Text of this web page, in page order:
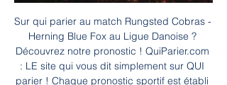
Sur qui parier au match Rungsted Cobras - Herning Blue Fox au Ligue Danoise ? Découvrez notre pronostic ! QuiParier.com : LE site qui vous dit simplement sur QUI parier ! Chaque pronostic sportif est établi par des professionnels du pari en ligne.

regarder Guinée Équatoriale Guinée en direct tv il y a 1 heure — regarder Guinée Équatoriale Guinée en direct tv Guinée équatoriale-Côte d'Ivoire : à quelle heure et sur 28/01/2024 Diffusion il y a 6 jours ...

RMC Sport comme unique diffuseur en France. Avec un match aller qui s’est soldé sur un match nul de haut vol (2-2), vous n’allez absolument pas vouloir rater l’occasion de regarder Naples PSG en streaming HD et VF, le tout en direct, pour la revanche qui s’annonce.

dictionnaire italien français, traduction, grammaire, vocabulaire, cours en ligne, langue et littérature italienne. Dictionnaire italien. Italie. ancien italien. italien italiano. Dictionnaire - Dizionario. écrire un mot & choisir un dictionnaire : à é è ì ó ò ù traduire un texte.

Gondrand France, Crée en 1866, 60 succursales, 904 Personnes, 250 véhicules, 47 000 m2 de surface de stockage. Gondrand Valence en photos La galerie photos de Gondrand Valence.

Les équipes nationales U-20 du Panama et du Sénégal se sont neutralisées en amical (2-2), ce vendredi 17 mai 2019 au stade Opalenica de Pologne. Par Yacouba TANGARA Le premier adversaire des Aiglons du Mali à la phase finale du mondial U20 Pologne 2019, le Panama a accroché en amical les Lionceaux du Sénégal sur le score de 2-2.

Guinée-Équatoriale – Côte d'ivoire, CAN 2024 : à quelle il y a 6 jours — Toute l'actu en direct 24h/24. Avec notre application gratuite Côte d'Ivoire-Nigeria : à quelle heure et sur quelle chaîne suivre le match de ...

On l’a d’abord vu détonner sur scène au Fnac Live Paris 2018, puis cartonner avec son album Brol en octobre 2018. Depuis, de superbes clips plus créatifs les uns que les autres, et surtout une réédition exceptionnelle de son album, sobrement nommé Brol : La Suite, à paraître le 8 novembre prochain.

Vous consultez actuellement la page : Statistique Caen - Châteauroux Statistiques des matchs de Caen et Châteauroux: afin de vous aider à parier nous affichons les derniers scores et les stats entre Stade Malherbe Caen et La Berrichonne de Châteauroux. Les cotes du match SMC - LBC sont aussi disponibles selon le contexte.

Guinée Bissau En Streaming Gratuit On CAN TV 18.01.2024 19 janv. 2024 — Guinée équatoriale face à Guinée-Bissau commence le 18 janv. 2024 à 14:00 UTC au Stade Olympique Alassane Ouattara stade, Abidjan ville, ...

Guinée équatoriale / Côte d'Ivoire Revivez le match de la Coupe d'Afrique des Nations TotalEnergies.

L’Inter Milan s’est offert un carton de (4-0) face à Rapid Vienne, assurant ainsi sa qualification aux huitièmes de finale de la ligue Europa. L’Inter avait battu son adversaire au

Nigéria - Guinée équatoriale en direct - Coupe d'Afrique Nigéria - Guinée équatoriale en direct, retrouvez le score, les commentaires, les buteurs, les passeurs, les statistiques détaillées, le classement et tous ...

Larissa Fernandes est sur Facebook. Inscrivez-vous sur Facebook pour communiquer avec Larissa Fernandes et d’autres personnes que vous pouvez connaître....

Guinée Equatoriale-Côte d'Ivoire en direct: 4-0 il y a 6 jours — Guinée Equatoriale lundi à Abidjan, lors de la troisième journée du groupe A. Un match à suivre en direct sur notre site à partir de 18h.

Guinée Équatoriale-Côte d'Ivoire : streaming, chaîne TV et il y a 6 jours — Il sera également possible de le regarder sur la plateforme de streaming du groupe, beIN Connect.

zur, ne déçoit jamais le visiteur. Elle est à la hauteur de sa réputation : chic, brillante, magnifique à l’image de ses fêtes et de ses grands événements (le Festival du Film) . …

Club Balonmano Benidorm est un club espagnol de handball basé dans la ville de Benidorm. Il évolue pour la saison 2019/2020 dans le championnat suivant : Espagne - Liga Asobal.

regarder Guinée Équatoriale Côte d'Ivoire en direct live DIR 12 janv. 2022 — À quelle heure et sur quelle chaîne TV suivre le match en live ? Guinéens et Ivoiriens font leur entrée dans la Coupe d'Afrique des Nations ...

Retrouvez gratuitement tous les replay de Quotidien avec Yann Barthès ainsi que de nombreuses vidéos exclusives et interviews ! Quotidien avec Yann Barthès TMC.

Suivez l'équipe de Bordeaux - Moins de 19 ans - Féminines sur Direct Score ! Retrouvez les résultats et calendriers de ses équipes pour toute la saison.

Le Groupe de la Banque mondiale œuvre dans les domaines clés du développement. Grâce à son éventail de produits et services, il aide les pays à échanger leurs connaissances et à appliquer des solutions innovantes pour surmonter les défis auxquels ils sont confrontés.

Prédiction et statistiques du match de football Mali U20 - France U20 de International FIFA World Cup Under 20 de 31/05/2019. Aussi disponible, toutes les prédictions de la journée de la ligue International FIFA World Cup Under 20

Pronostic KV Ostende Cercle Brugge du 03/08/2019 en Pro League – Découvrez les pronostics, les statistiques et les meilleures cotes pour le match de Football KV Ostende - Cercle Brugge réalisés par les experts sportifs de RueDesJoueurs.

Site Officiel de la Ligue de Football Professionnel - Feuille de match officielle - 2018/2019 - 1/32 de finale - LOSC / FC Sochaux-Montbéliard

(1) Décision impériale du 15 octobre 1869 qui réunit le département de la Côte-d'Or à la 8 e division militaire et celui de la Charente à la 21 e décision, et qui modifie la répartition et la circonscription des légions de gendarmerie de l'intérieur (Journal militaire 2 e sem., p. 91).

Ce mardi 9 janvier 2018, les Rapaces de Gap et les Lions de Lyon se sont qualifiés pour la première fois de leur histoire en finale de Coupe de France ! Sur la glace de Bordeaux, les Lyonnais ont dû batailler jusqu'en prolongation pour valider leur billet pour Paris (1-2). C'est Trevor Gerling qui a délivré les Lions. Devant leur public de.

Comme lors de chaque journée de rugby, la rencontre face à Grenoble est à suivre en Live sur Twitter et Facebook (coup d'envoi ce vendredi à 20h45, diffusion sur Canal+ Sport). Vous ne pouvez suivre les matchs du Stade Français Paris ni à la télévision ni au stade pour une raison quelconque ?

Nora Atalla: «Nous voulons que la population ait un contact direct avec la poésie» La vice-présidente du Festi7, et déléguée de l'Union des écrivains québécois parle de l'organisation, des objectifs et des invités Nora… Publié le 28.11.2012 par Ingrid Alice Ngounou d'Halluin Arts visuels

ATP Simples - Classements de la race to London. Français; English; Deutsch; Español; Polski; Русский. Football; Tennis; Basket; Hockey; Handball.

Distance Toulouse Tremblay-en-France. Distance entre les villes de Toulouse et Tremblay-en-France, le temps de déplacement, la consommation de carburant, prix du carburant, les péages, les limites de vitesse, carte de Toulouse, carte de Tremblay-en-France

Oui Thierry, mais au vu des belles équipes que l'USON rencontrera, cela maitra du plaisir dans ce stress. Puis je espérer pouvoir venir plus souvent à Nevers pour assister à des matchs sur un terrain que j'ai eu le plaisir de fouler pour la premiere fois il y a 54 ans. Bonne et longue route à l'USON.

David Goffin s'est qualifié vendredi pour les demi-finales de l'ATP Masters 1000 de Cincinnati, aux Etats-Unis. Le Liégeois, 11ème joueur mondial et 11ème tête de série de ce tournoi sur surface dure, s'est imposé face à l'Argentin Juan Martin Del Potro.

ZENITH AC:Léonel St Preux au tempete de St Marc? Léonel Saint-Preux, buteur fétiche du Zénith du Cap-Haïtien, n’entend pas continuer la route avec son club. « Je compte évoluer au sein du Tempête FC lors de la nouvelle saison du championnat national ».

Site du Comité Régional de cyclisme, retrouvez les actualités, le calendrier des courses, résultats, palmarès, annuaires des clubs et licenciés.

IZERABLE PHILIPPE, Artisan commerçant, a débuté son activité en juillet 1992. Le siège social de cette entreprise est actuellement situé 245 al de Bourgogne - 26300 Bourg de peage

Les utilisateurs des réseaux sociaux n'ont pas en panne de blagues au sujet de la rencontre entre la Juventus Turin et l'Atlético de Madrid (3-0), mardi soir.

Foot01 - L'actualité et les infos du mercato - OL OM PSG - Paris Lyon Marseille - Les infos de la Ligue 1 - Ligue 2 - Liga - Bundesliga - Premier League - Serie A

Guinée Equatoriale – Côte d'Ivoire : sur quelle chaîne et à il y a 6 jours — Pour voir Guinée Equatoriale – Côte d'Ivoire en direct, rendez-vous sur la chaîne TV beIN SPORTS 2. Le groupe beIN SPORTS a obtenu l'intégralité ...

Environ 250 000 emplois sont à pourvoir en République tchèque ! Une partie d'entre eux est accessible sans maitrise de la langue tchèque. Une partie d'entre eux …

La dernière modification de cette page a été faite le 21 juillet 2017 à 05:39. Les textes sont disponibles sous licence Creative Commons attribution partage à l’identique; d’autres termes peuvent s’appliquer.Voyez les termes d’utilisation pour plus de détails. Pour les illustrations, cliquez sur chaque image ou consultez les crédits graphiques.

Expressions avec diffusion. Diffusion en continu ou en flux, procédé permettant de visionner un contenu multimédia au fur et à mesure de sa diffusion; Informatique. Liste de diffusion, forum de discussion qui permet de recevoir par courrier électronique des informations sur un thème donné. Nucléaire. Diffusion …

L'Allemagne et la Norvège se disputent une place pour la finale de l'Euro U19 féminin. À suivre à partir de 14h00 sur la chaîne L'Équipe. L'Allemagne et la Norvège se disputent une place pour la finale de l'Euro U19 féminin. À suivre à partir de 14h00 sur la chaîne L'Équipe. Les derniers titres de l'actualité en France. Un titre, un résumé et une image France Vidéos RÉGIONS.

olympique marseille / girondins bordeaux streaming ligue 1 – samedi 7 dÉcembre 2019